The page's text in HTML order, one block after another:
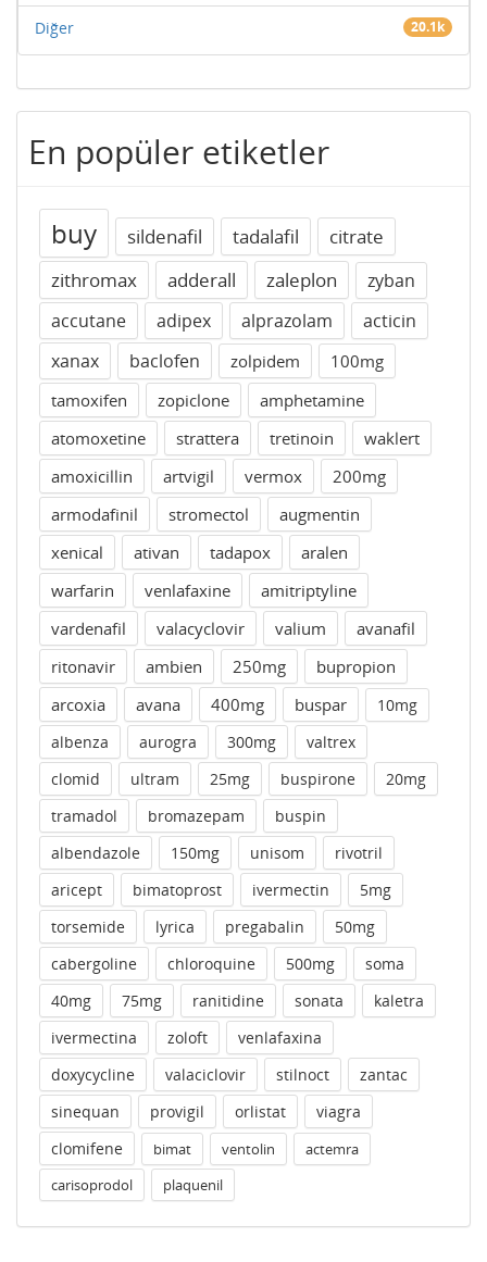
Diğer 20.1k
En popüler etiketler
buy sildenafil tadalafil
citrate
zithromax
adderall zaleplon
zyban
accutane
adipex alprazolam
acticin
xanax
baclofen zolpidem
100mg
tamoxifen
zopiclone
amphetamine
atomoxetine
strattera tretinoin
waklert
amoxicillin
artvigil vermox
200mg
armodafinil
stromectol
augmentin
xenical
ativan tadapox
aralen
warfarin
venlafaxine
amitriptyline
vardenafil
valacyclovir valium
avanafil
ritonavir
ambien 250mg
bupropion
arcoxia
avana 400mg buspar
10mg
albenza
aurogra 300mg
valtrex
clomid
ultram 25mg buspirone
20mg
tramadol
bromazepam
buspin
albendazole
150mg unisom
rivotril
aricept
bimatoprost ivermectin
5mg
torsemide
lyrica pregabalin
50mg
cabergoline
chloroquine 500mg
soma
40mg
75mg ranitidine sonata
kaletra
ivermectina
zoloft
venlafaxina
doxycycline
valaciclovir stilnoct
zantac
sinequan
provigil orlistat
viagra
clomifene
bimat ventolin
actemra
carisoprodol
plaquenil